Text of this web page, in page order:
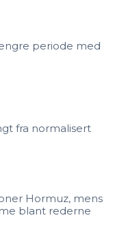
periode med
fra normalisert
Hormuz, mens
blant rederne